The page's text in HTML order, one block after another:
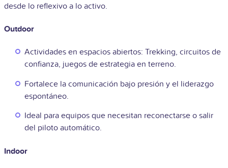
desde lo reflexivo a lo activo.
Outdoor
Actividades en espacios abiertos: Trekking, circuitos de
confianza, juegos de estrategia en terreno.
Fortalece la comunicación bajo presión y el liderazgo
espontáneo.
Ideal para equipos que necesitan reconectarse o salir
del piloto automático.
Indoor